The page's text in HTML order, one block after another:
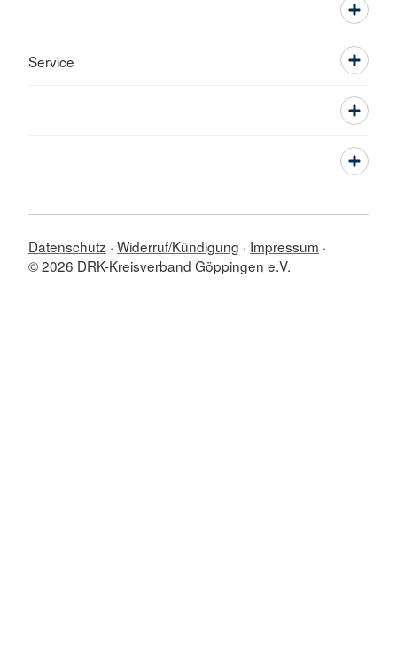
Service
Datenschutz Widerruf/Kündigung
Impressum
© 2026 DRK-Kreisverband Göppingen e.V.